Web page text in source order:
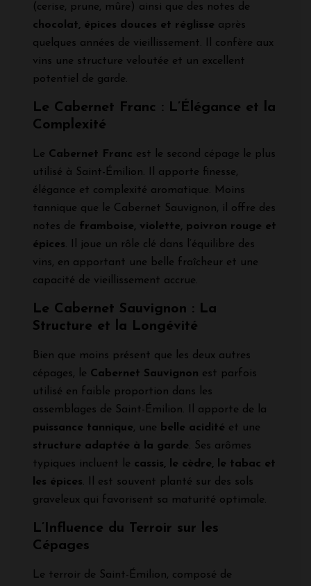
(cerise, prune, mûre) ainsi que des notes de
chocolat, épices douces et réglisse après
quelques années de vieillissement. Il confère aux
vins une structure veloutée et un excellent
potentiel de garde.
Le Cabernet Franc : L’Élégance et la
Complexité
Le Cabernet Franc est le second cépage le plus
utilisé à Saint-Émilion. Il apporte finesse,
élégance et complexité aromatique. Moins
tannique que le Cabernet Sauvignon, il offre des
notes de framboise, violette, poivron rouge et
épices. Il joue un rôle clé dans l’équilibre des
vins, en apportant une belle fraîcheur et une
capacité de vieillissement accrue.
Le Cabernet Sauvignon : La
Structure et la Longévité
Bien que moins présent que les deux autres
cépages, le Cabernet Sauvignon est parfois
utilisé en faible proportion dans les
assemblages de Saint-Émilion. Il apporte de la
puissance tannique, une belle acidité et une
structure adaptée à la garde. Ses arômes
typiques incluent le cassis, le cèdre, le tabac et
les épices. Il est souvent planté sur des sols
graveleux qui favorisent sa maturité optimale.
L’Influence du Terroir sur les
Cépages
Le terroir de Saint-Émilion, composé de